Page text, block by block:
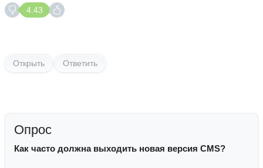
4.43
Открыть Ответить
Опрос
Как часто должна выходить новая версия CMS?